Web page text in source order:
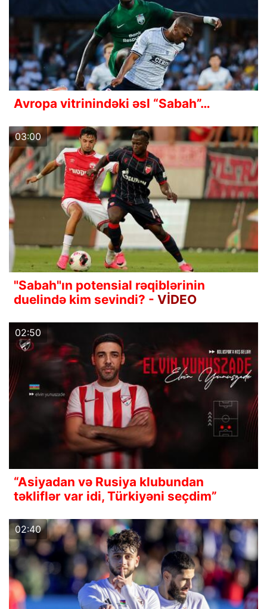
Avropa vitrinindəki əsl “Sabah”…
03:00
"Sabah"ın potensial rəqiblərinin
duelində kim sevindi? - VİDEO
02:50
“Asiyadan və Rusiya klubundan
təkliflər var idi, Türkiyəni seçdim”
02:40